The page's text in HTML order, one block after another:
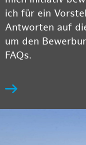
ich für ein
Antworten auf
um den
FAQs.